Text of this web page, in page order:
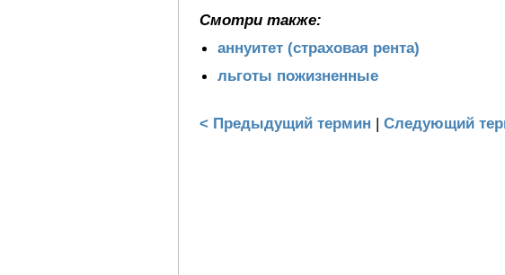
Смотри также:
аннуитет (страховая рента)
льготы пожизненные
< Предыдущий термин | Следующий